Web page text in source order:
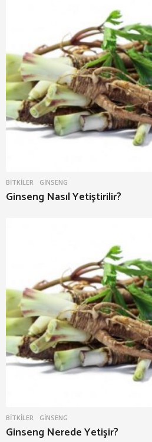
BITKILER GINSENG
Ginseng Nasıl Yetiştirilir?
BITKILER GINSENG
Ginseng Nerede Yetişir?